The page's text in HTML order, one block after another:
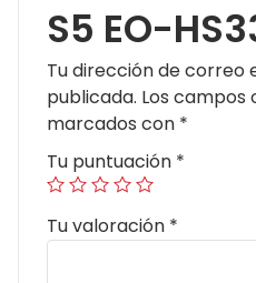
S5 EO-
Tu dirección de correo
publicada. Los campos
marcados con *
Tu puntuación *
Tu valoración *